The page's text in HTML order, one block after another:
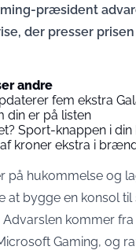
præsident
der presser
andre
fem ekstra
din er på listen
Sport-knappen i din
kroner ekstra i
på hukommelse og
at bygge en konsol til
Advarslen kommer
Gaming, og